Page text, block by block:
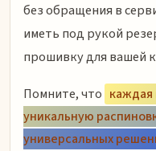
без обращения в
иметь под рукой
прошивку для вашей
Помните, что
уникальную
универсальных